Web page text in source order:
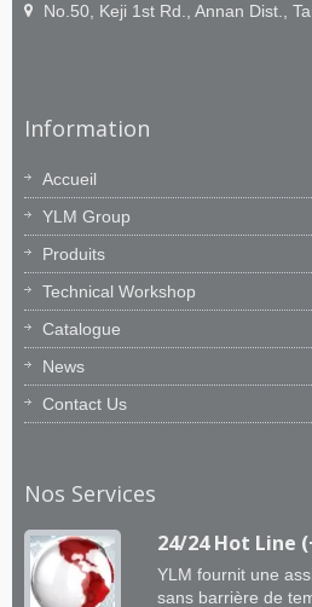
No.50, Keji 1st Rd., Annan Dist.,
Information
Accueil
YLM Group
Produits
Technical Workshop
Catalogue
News
Contact Us
Nos Services
24/24 Hot Line
YLM fournit une
sans barrière de